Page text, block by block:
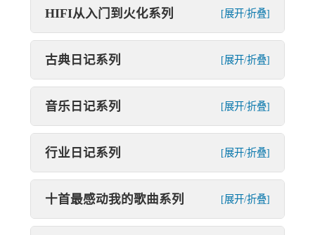
HIFI从入门到火化系列 [展开/折叠]
古典日记系列 [展开/折叠]
音乐日记系列 [展开/折叠]
行业日记系列 [展开/折叠]
十首最感动我的歌曲系列 [展开/折叠]